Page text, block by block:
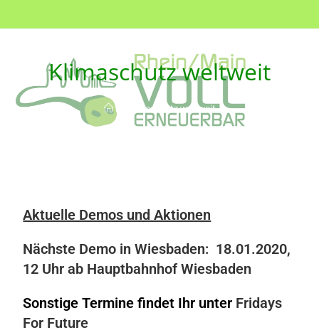
Klimaschutz weltweit
Klimaschutz weltweit
Aktuelle Demos und Aktionen
Nächste Demo in Wiesbaden: 18.01.2020,
12 Uhr ab Hauptbahnhof Wiesbaden
Sonstige Termine findet Ihr unter Fridays
For Future